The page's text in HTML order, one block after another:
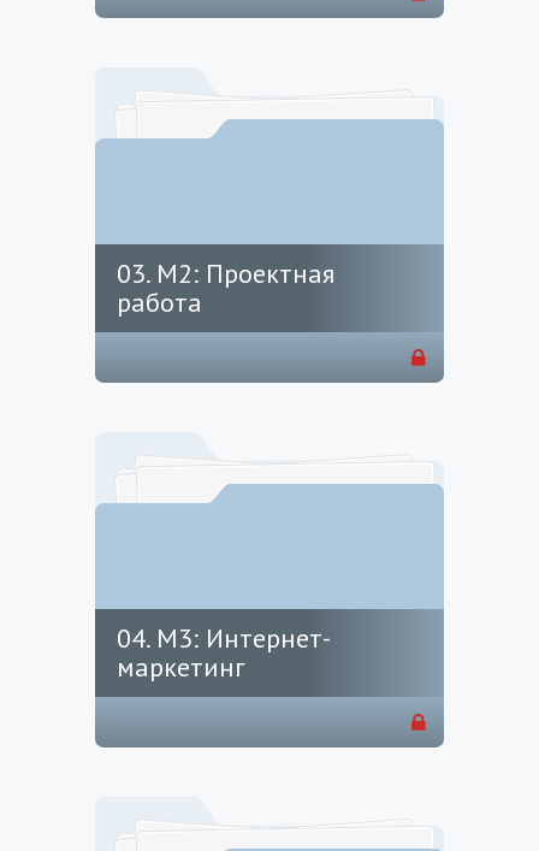
03. М2: Проектная
работа
04. М3: Интернет-
маркетинг